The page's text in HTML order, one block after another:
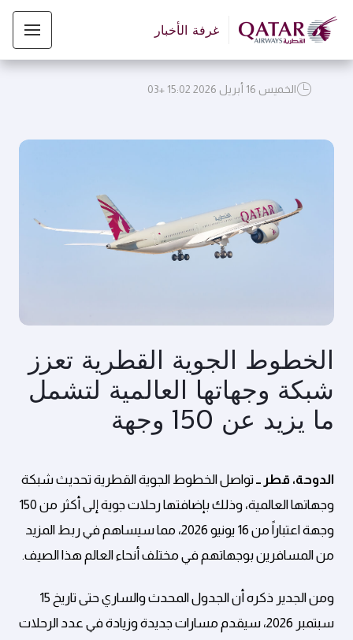
غرفة الأخبار
الخميس 16 أبريل 2026 15:02 +03
الخطوط الجوية القطرية تعزز
شبكة وجهاتها العالمية لتشمل
ما يزيد عن 150 وجهة
الدوحة، قطر ــتواصل الخطوط الجوية القطرية تحديث شبكة
وجهاتها العالمية، وذلك بإضافتها رحلات جوية إلى أكثر من 150
وجهة اعتباراً من 16 يونيو 2026، مما سيساهم في ربط المزيد
من المسافرين بوجهاتهم في مختلف أنحاء العالم هذا الصيف.
ومن الجدير ذكره أن الجدول المحدث والساري حتى تاريخ 15
سبتمبر 2026، سيقدم مسارات جديدة وزيادة في عدد الرحلات